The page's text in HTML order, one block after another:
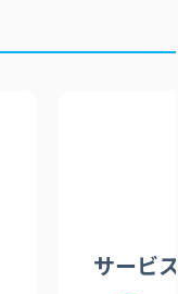
サービ